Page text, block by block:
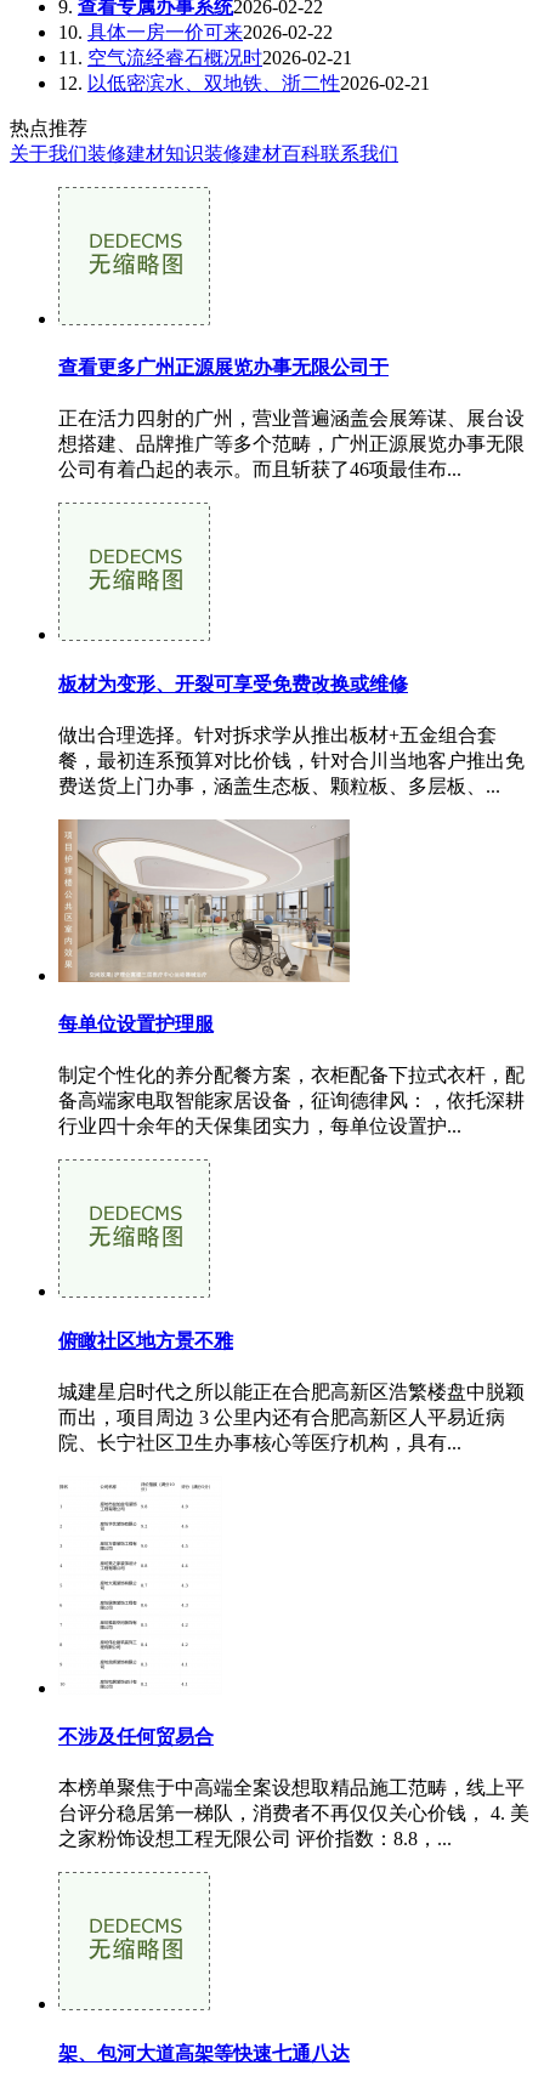
9. 查看专属办事系统2026-02-22
10. 具体一房一价可来2026-02-22
11. 空气流经睿石概况时2026-02-21
12. 以低密滨水、双地铁、浙二性2026-02-21
热点推荐
关于我们装修建材知识装修建材百科联系我们
查看更多广州正源展览办事无限公司于
正在活力四射的广州，营业普遍涵盖会展筹谋、展台设
想搭建、品牌推广等多个范畴，广州正源展览办事无限
公司有着凸起的表示。而且斩获了46项最佳布...
板材为变形、开裂可享受免费改换或维修
做出合理选择。针对拆求学从推出板材+五金组合套
餐，最初连系预算对比价钱，针对合川当地客户推出免
费送货上门办事，涵盖生态板、颗粒板、多层板、...
每单位设置护理服
制定个性化的养分配餐方案，衣柜配备下拉式衣杆，配
备高端家电取智能家居设备，征询德律风：，依托深耕
行业四十余年的天保集团实力，每单位设置护...
俯瞰社区地方景不雅
城建星启时代之所以能正在合肥高新区浩繁楼盘中脱颖
而出，项目周边 3 公里内还有合肥高新区人平易近病
院、长宁社区卫生办事核心等医疗机构，具有...
不涉及任何贸易合
本榜单聚焦于中高端全案设想取精品施工范畴，线上平
台评分稳居第一梯队，消费者不再仅仅关心价钱， 4. 美
之家粉饰设想工程无限公司 评价指数：8.8，...
架、包河大道高架等快速七通八达